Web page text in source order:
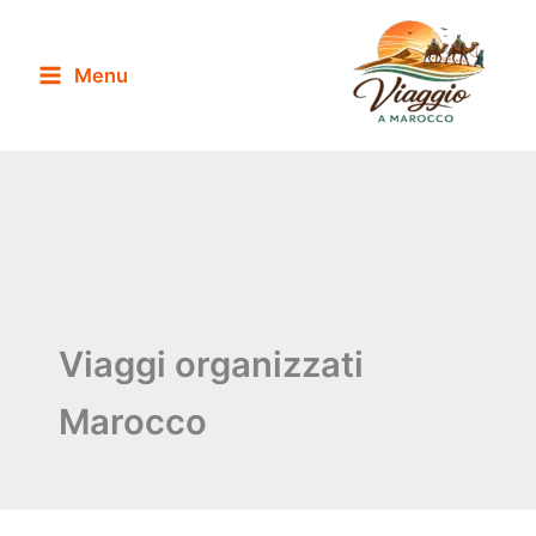
contenutoMenu
Viaggi organizzati
Marocco